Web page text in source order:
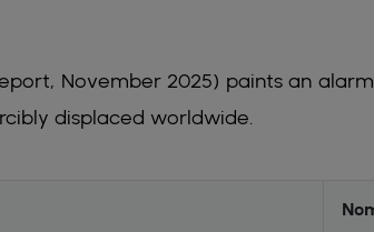
November 2025) paints an
displaced worldwide.